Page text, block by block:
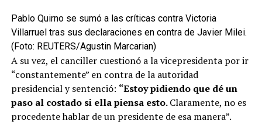
Pablo Quirno se sumó a las críticas contra Victoria
Villarruel tras sus declaraciones en contra de Javier Milei.
(Foto: REUTERS/Agustin Marcarian)
A su vez, el canciller cuestionó a la vicepresidenta por ir
“constantemente” en contra de la autoridad
presidencial y sentenció: “Estoy pidiendo que dé un
paso al costado si ella piensa esto.Claramente, no es
procedente hablar de un presidente de esa manera”.